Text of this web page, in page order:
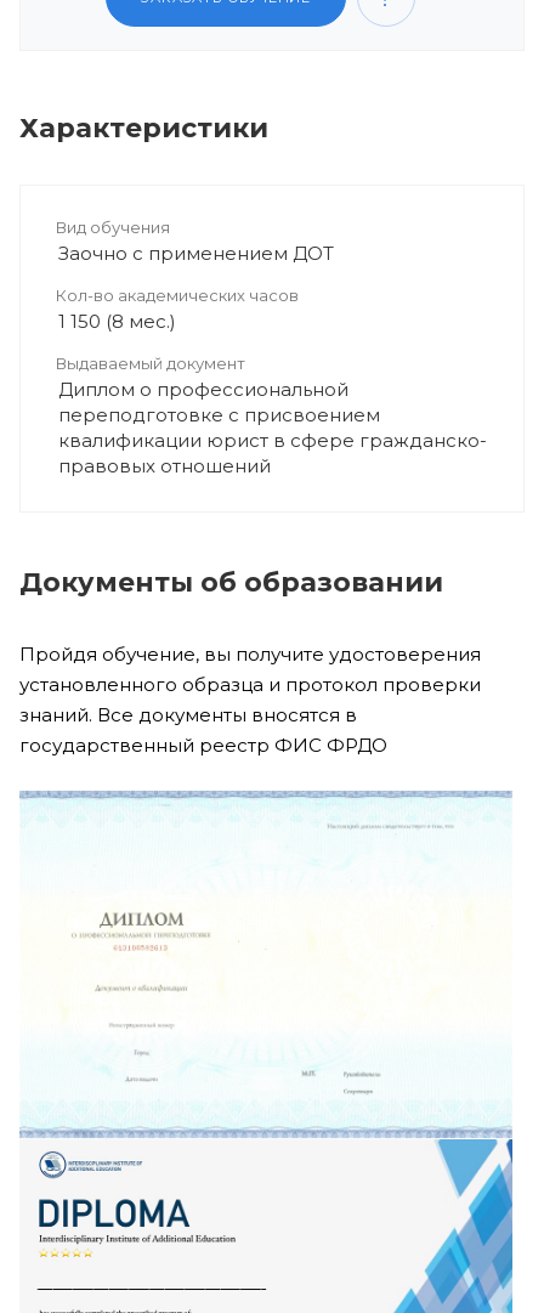
Характеристики
Вид обучения
Заочно с применением ДОТ
Кол-во академических часов
1 150 (8 мес.)
Выдаваемый документ
Диплом о профессиональной
переподготовке с присвоением
квалификации юрист в сфере гражданско-
правовых отношений
Документы об образовании
Пройдя обучение, вы получите удостоверения
установленного образца и протокол проверки
знаний. Все документы вносятся в
государственный реестр ФИС ФРДО